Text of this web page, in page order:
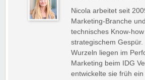
Nicola arbeitet seit
Marketing-Branche
technisches Know-
strategischem
Wurzeln liegen im
Marketing beim IDG
entwickelte sie früh ein